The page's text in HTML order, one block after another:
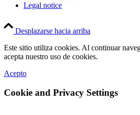
Legal notice
Desplazarse hacia arriba
Este sitio utiliza cookies. Al continuar
acepta nuestro uso de cookies.
Acepto
Cookie and Privacy Settings